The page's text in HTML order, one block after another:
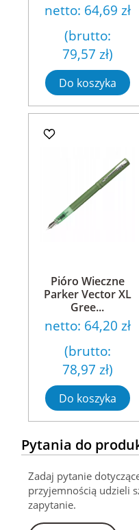
netto: 64,69 zł
(brutto:
79,57 zł)
Do koszyka
Pióro Wieczne
Parker Vector XL
Gree...
netto: 64,20 zł
(brutto:
78,97 zł)
Do koszyka
Pytania do
Zadaj pytanie
przyjemnością udzieli
zapytanie.